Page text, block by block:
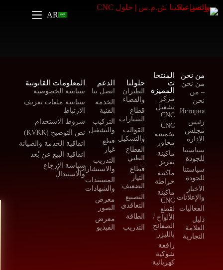
AR
من نحن
من نحن
– من
نحن
История
رئيس
مجلس
الإدارة
سياستنا
للجودة
سياستنا
للجودة
الأخبار
والإعلانات
الفعاليات
دليل
العلامة
التجارية
المنتجا
ت
المميزة
مركز
تشغيل
CNC
CNC
بخمسة
محاور
ماكينة
تفريز
ماكينة
خراطة
ماكينة
CNC
لقطع
الألواح /
الصفائح
بالليزر
رافعة
شوكية
كهربائية
حلولنا
الطيران
والفضاء
قطاع
السيارات
القوالب
والتشكيل
القطاع
الطبي
قطاع
التيار
الضعيف
التصنيع
التعاقدي
الطاقة
التدريب
الدعم
اتصل بنا
الخدمة
الفنية
التركيب
والتشغيل
قطع
غيار
التدريب
والاستشارات
المستندات
والشهادات
معرض
الصور
معرض
الفيديو
المعلومات القانونية
سياسة الخصوصية
سياسة ملفات تعريف
الارتباط
شروط الاستخدام
نص التوضيح (KVKK)
اتفاقية الخدمة والصيانة
اتفاقية البيع عن بُعد
سياسة الإرجاع
والاستبدال